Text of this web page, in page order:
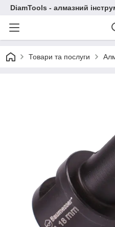
DiamTools - алмазний
Товари та послуги